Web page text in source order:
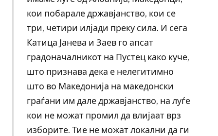
кои побарале државјанство, кои се
три, четири илјади преку сила. И сега
Катица Јанева и Заев го апсат
градоначалникот на Пустец како куче,
што признава дека е нелегитимно
што во Македонија на македонски
граѓани им дале државјанство, на луѓе
кои не можат промил да влијаат врз
изборите. Тие не можат локални да ги